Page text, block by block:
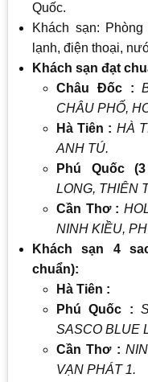
Quốc.
Khách sạn:
lạnh, điện thoại,
Khách sạn đạt
Châu Đốc :
CHÂU PHỐ,
Hà Tiên : HÀ
ANH TÚ.
Phú Quốc
LONG, THIÊN
Cần Thơ :
NINH KIỀU,
Khách sạn 4
chuẩn):
Hà Tiên :
Phú Quốc :
SASCO BLUE
Cần Thơ :
VẠN PHÁT 1.